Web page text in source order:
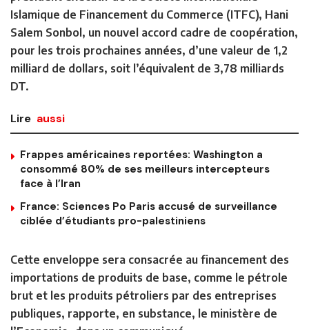
Islamique de Financement du Commerce (ITFC), Hani
Salem Sonbol, un nouvel accord cadre de coopération,
pour les trois prochaines années, d’une valeur de 1,2
milliard de dollars, soit l’équivalent de 3,78 milliards
DT.
Lire aussi
Frappes américaines reportées: Washington a
consommé 80% de ses meilleurs intercepteurs
face à l’Iran
France: Sciences Po Paris accusé de surveillance
ciblée d’étudiants pro-palestiniens
Cette enveloppe sera consacrée au financement des
importations de produits de base, comme le pétrole
brut et les produits pétroliers par des entreprises
publiques, rapporte, en substance, le ministère de